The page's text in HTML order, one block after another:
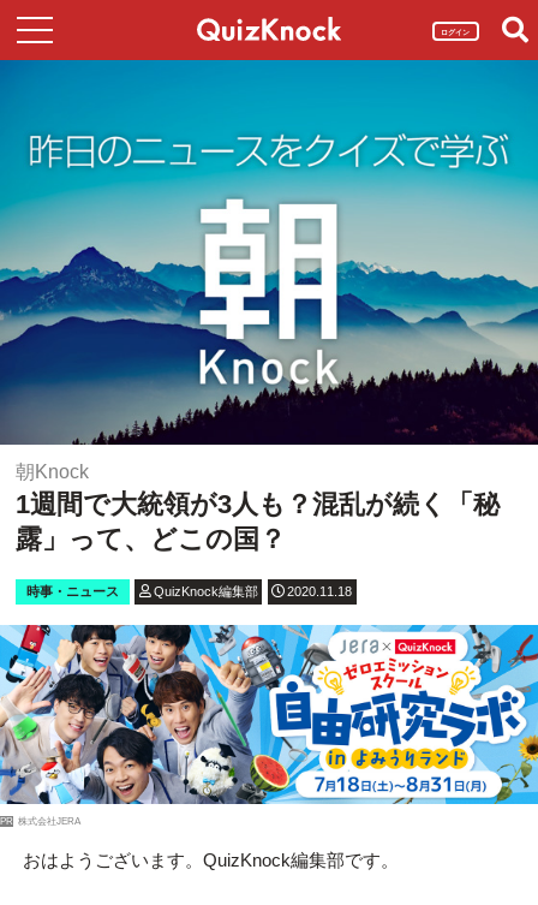
ログイン
朝Knock
1週間で大統領が3人も？混乱が続く「秘
露」って、どこの国？
時事・ニュース QuizKnock編集部 2020.11.18
PR 株式会社JERA
おはようございます。QuizKnock編集部です。